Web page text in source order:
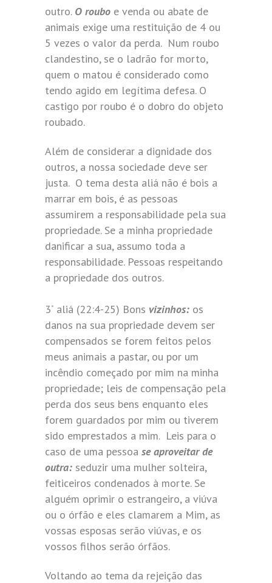
outro. O roubo e venda ou abate de
animais exige uma restituição de 4 ou
5 vezes o valor da perda. Num roubo
clandestino, se o ladrão for morto,
quem o matou é considerado como
tendo agido em legítima defesa. O
castigo por roubo é o dobro do objeto
roubado.
Além de considerar a dignidade dos
outros, a nossa sociedade deve ser
justa. O tema desta aliá não é bois a
marrar em bois, é as pessoas
assumirem a responsabilidade pela sua
propriedade. Se a minha propriedade
danificar a sua, assumo toda a
responsabilidade. Pessoas respeitando
a propriedade dos outros.
3ª aliá (22:4-25) Bons vizinhos: os
danos na sua propriedade devem ser
compensados se forem feitos pelos
meus animais a pastar, ou por um
incêndio começado por mim na minha
propriedade; leis de compensação pela
perda dos seus bens enquanto eles
forem guardados por mim ou tiverem
sido emprestados a mim. Leis para o
caso de uma pessoa se aproveitar de
outra: seduzir uma mulher solteira,
feiticeiros condenados à morte. Se
alguém oprimir o estrangeiro, a viúva
ou o órfão e eles clamarem a Mim, as
vossas esposas serão viúvas, e os
vossos filhos serão órfãos.
Voltando ao tema da rejeição das